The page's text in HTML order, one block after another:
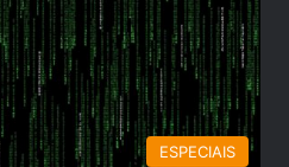
ESPECIAIS